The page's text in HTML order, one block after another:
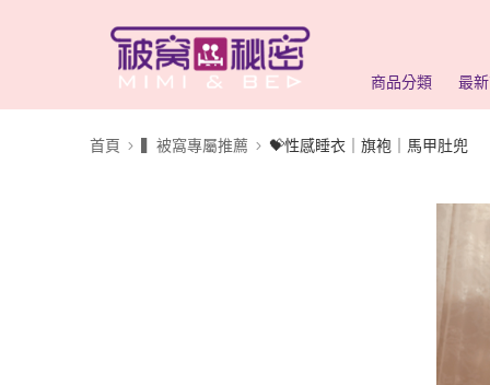
商品分類 最
首頁 ▍被窩專屬推薦 💝性感睡衣｜旗袍｜馬甲肚兜